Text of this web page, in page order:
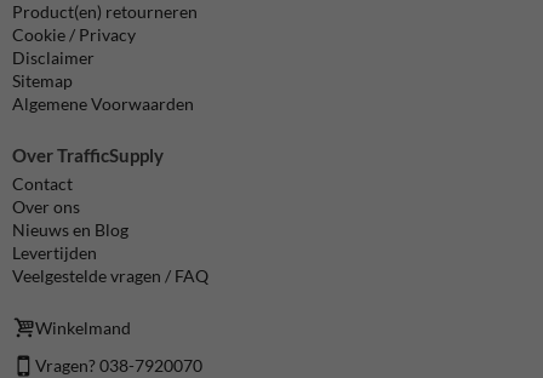
Product(en) retourneren
Cookie / Privacy
Disclaimer
Sitemap
Algemene Voorwaarden
Over TrafficSupply
Contact
Over ons
Nieuws en Blog
Levertijden
Veelgestelde vragen / FAQ
Winkelmand
Vragen? 038-7920070